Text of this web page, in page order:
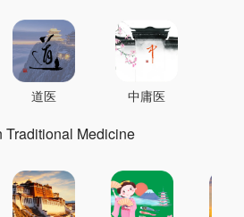
道医 中庸医
Traditional Medicine